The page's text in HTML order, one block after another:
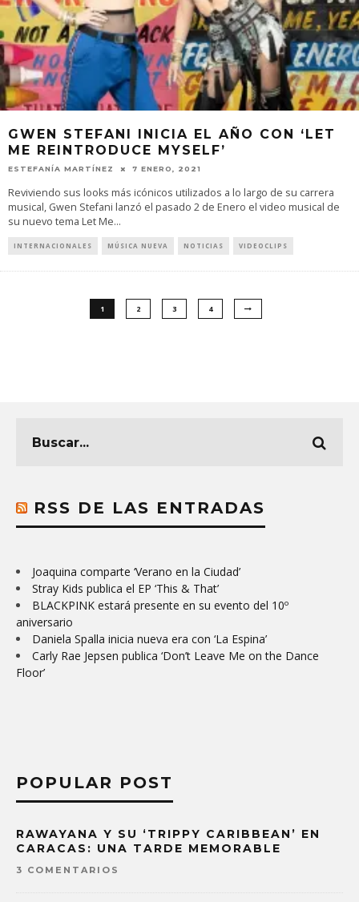
GWEN STEFANI INICIA EL AÑO CON ‘LET
ME REINTRODUCE MYSELF’
ESTEFANÍA MARTÍNEZ 7 ENERO, 2021
Reviviendo sus looks más icónicos utilizados a lo largo de su carrera
musical, Gwen Stefani lanzó el pasado 2 de Enero el video musical de
su nuevo tema Let Me...
INTERNACIONALES MÚSICA NUEVA NOTICIAS VIDEOCLIPS
1 2 3 4
RSS DE LAS ENTRADAS
Joaquina comparte ‘Verano en la Ciudad’
Stray Kids publica el EP ‘This & That’
BLACKPINK estará presente en su evento del 10º
aniversario
Daniela Spalla inicia nueva era con ‘La Espina’
Carly Rae Jepsen publica ‘Don’t Leave Me on the Dance
Floor’
POPULAR POST
RAWAYANA Y SU ‘TRIPPY CARIBBEAN’ EN
CARACAS: UNA TARDE MEMORABLE
3 COMENTARIOS